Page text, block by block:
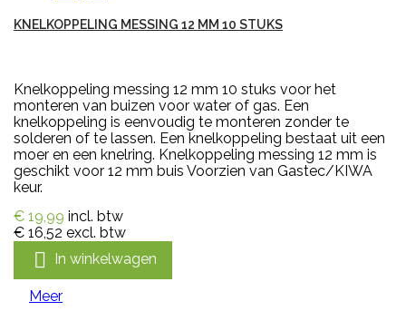
KNELKOPPELING MESSING 12 MM 10 STUKS
Knelkoppeling messing 12 mm 10 stuks voor het
monteren van buizen voor water of gas. Een
knelkoppeling is eenvoudig te monteren zonder te
solderen of te lassen. Een knelkoppeling bestaat uit een
moer en een knelring. Knelkoppeling messing 12 mm is
geschikt voor 12 mm buis Voorzien van Gastec/KIWA
keur.
€ 19,99 incl. btw
€ 16,52 excl. btw
 In winkelwagen
Meer